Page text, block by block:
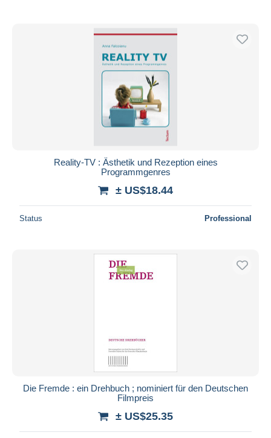
Reality-TV : Ästhetik und Rezeption eines
Programmgenres
± US$18.44
Status Professional
Die Fremde : ein Drehbuch ; nominiert für den Deutschen
Filmpreis
± US$25.35